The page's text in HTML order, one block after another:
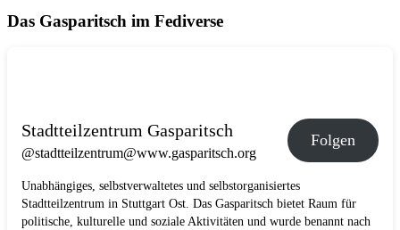
Das Gasparitsch im Fediverse
Stadtteilzentrum Gasparitsch
@stadtteilzentrum@www.gasparitsch.org
Folgen
Unabhängiges, selbstverwaltetes und selbstorganisiertes
Stadtteilzentrum in Stuttgart Ost. Das Gasparitsch bietet Raum für
politische, kulturelle und soziale Aktivitäten und wurde benannt nach